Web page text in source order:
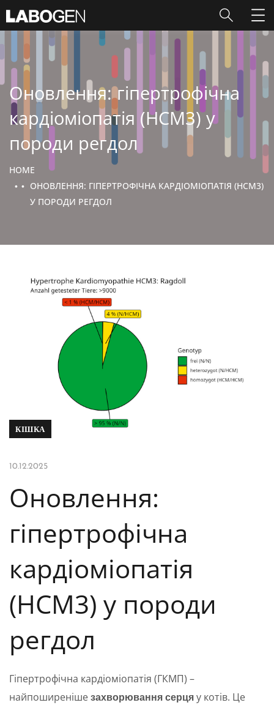
Оновлення: гіпертрофічна
кардіоміопатія (HCM3) у
породи регдол
HOME
ОНОВЛЕННЯ: ГІПЕРТРОФІЧНА КАРДІОМІОПАТІЯ (HCM3)
У ПОРОДИ РЕГДОЛ
КІШКА
10.12.2025
Оновлення:
гіпертрофічна
кардіоміопатія
(HCM3) у породи
регдол
Гіпертрофічна кардіоміопатія (ГКМП) –
найпоширенішезахворювання серцяу котів. Це